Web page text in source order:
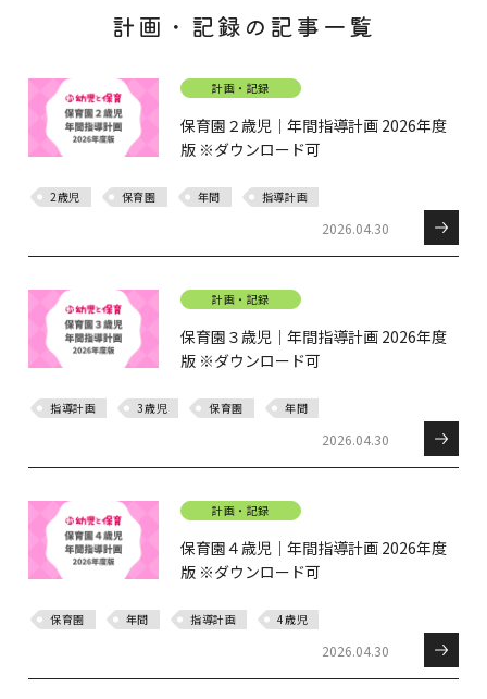
計画・記録の記事一覧
計画・記録
保育園２歳児｜年間指導計画 2026年度
版 ※ダウンロード可
2歳児 保育園 年間 指導計画
2026.04.30
計画・記録
保育園３歳児｜年間指導計画 2026年度
版 ※ダウンロード可
指導計画 3歳児 保育園 年間
2026.04.30
計画・記録
保育園４歳児｜年間指導計画 2026年度
版 ※ダウンロード可
保育園 年間 指導計画 4歳児
2026.04.30